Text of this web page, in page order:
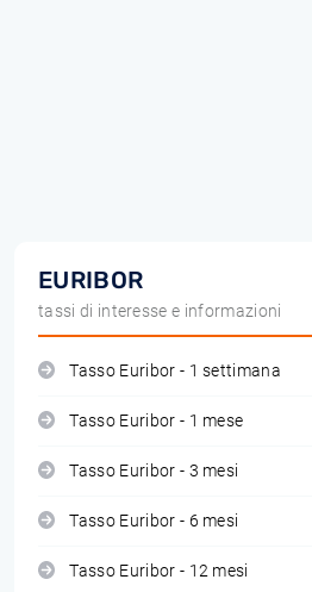
EURIBOR
tassi di interesse e informazioni
Tasso Euribor - 1 settimana
Tasso Euribor - 1 mese
Tasso Euribor - 3 mesi
Tasso Euribor - 6 mesi
Tasso Euribor - 12 mesi